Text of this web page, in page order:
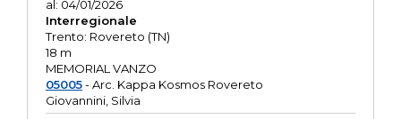
al: 04/01/2026
Interregionale
Trento: Rovereto (TN)
18 m
MEMORIAL VANZO
05005- Arc. Kappa Kosmos Rovereto
Giovannini, Silvia